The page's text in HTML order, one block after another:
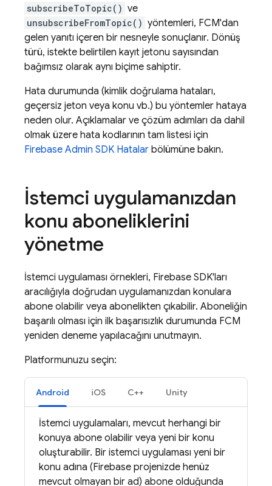
subscribeToTopic() ve
unsubscribeFromTopic() yöntemleri, FCM'dan
gelen yanıtı içeren bir nesneyle sonuçlanır. Dönüş
türü, istekte belirtilen kayıt jetonu sayısından
bağımsız olarak aynı biçime sahiptir.
Hata durumunda (kimlik doğrulama hataları,
geçersiz jeton veya konu vb.) bu yöntemler hataya
neden olur. Açıklamalar ve çözüm adımları da dahil
olmak üzere hata kodlarının tam listesi için
Firebase Admin SDK Hatalar bölümüne bakın.
İstemci uygulamanızdan
konu aboneliklerini
yönetme
İstemci uygulaması örnekleri, Firebase SDK'ları
aracılığıyla doğrudan uygulamanızdan konulara
abone olabilir veya abonelikten çıkabilir. Aboneliğin
başarılı olması için ilk başarısızlık durumunda FCM
yeniden deneme yapılacağını unutmayın.
Platformunuzu seçin:
Android iOS C++ Unity
İstemci uygulamaları, mevcut herhangi bir
konuya abone olabilir veya yeni bir konu
oluşturabilir. Bir istemci uygulaması yeni bir
konu adına (Firebase projenizde henüz
mevcut olmayan bir ad) abone olduğunda